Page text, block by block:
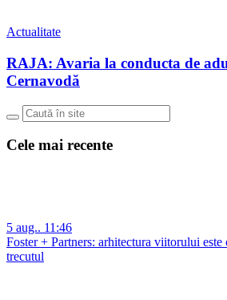
Actualitate
RAJA: Avaria la conducta de
Cernavodă
Cele mai recente
5 aug.. 11:46
Foster + Partners: arhitectura viitorului este
trecutul